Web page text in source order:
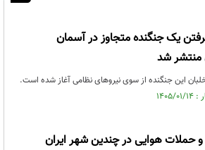
یک جنگنده متجاوز در آسمان
منتشر شد
این جنگنده از سوی نیروهای نظامی آغاز شده است.
حملات هوایی در چندین شهر ایران